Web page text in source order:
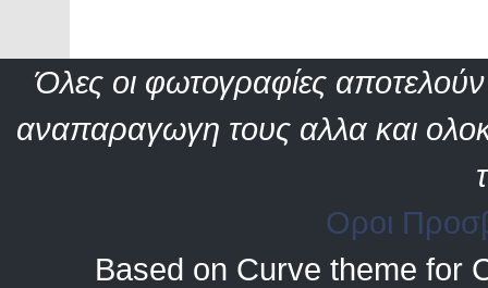
Όλες οι φωτογραφίες αποτελούν
αναπαραγωγη τους αλλα και
Οροι
Based on Curve theme for